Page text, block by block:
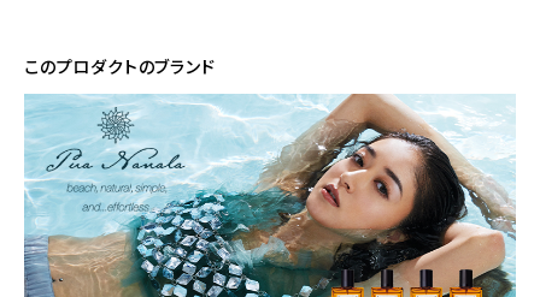
このプロダクトのブランド